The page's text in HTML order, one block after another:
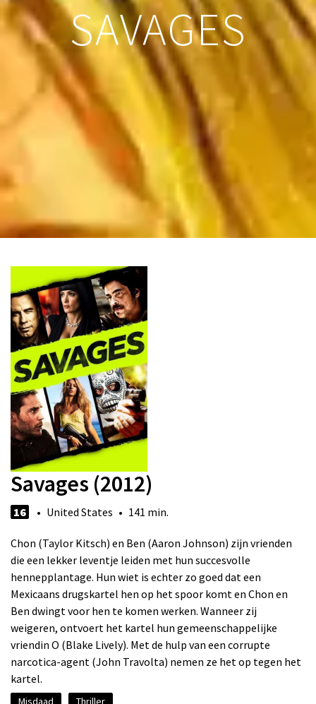
SAVAGES
Savages (2012)
16 • United States • 141 min.
Chon (Taylor Kitsch) en Ben (Aaron Johnson) zijn vrienden
die een lekker leventje leiden met hun succesvolle
hennepplantage. Hun wiet is echter zo goed dat een
Mexicaans drugskartel hen op het spoor komt en Chon en
Ben dwingt voor hen te komen werken. Wanneer zij
weigeren, ontvoert het kartel hun gemeenschappelijke
vriendin O (Blake Lively). Met de hulp van een corrupte
narcotica-agent (John Travolta) nemen ze het op tegen het
kartel.
Misdaad
Thriller